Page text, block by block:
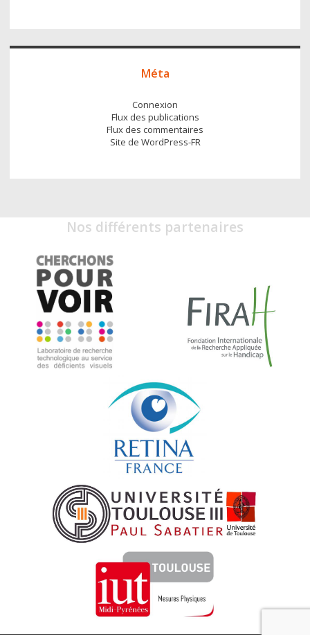
Méta
Connexion
Flux des publications
Flux des commentaires
Site de WordPress-FR
Nos différents partenaires